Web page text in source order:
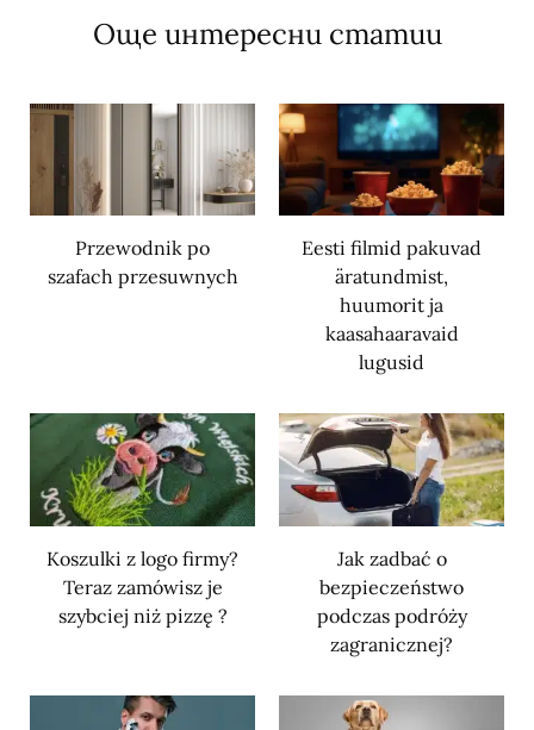
Още интересни статии
Przewodnik po
szafach przesuwnych
Eesti filmid pakuvad
äratundmist,
huumorit ja
kaasahaaravaid
lugusid
Koszulki z logo firmy?
Teraz zamówisz je
szybciej niż pizzę ?
Jak zadbać o
bezpieczeństwo
podczas podróży
zagranicznej?